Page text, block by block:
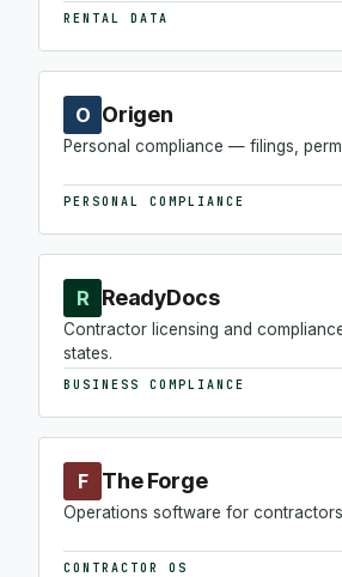
RENTAL DATA
O Origen
Personal compliance — filings,
PERSONAL COMPLIANCE
R ReadyDocs
Contractor licensing and
states.
BUSINESS COMPLIANCE
F The Forge
Operations software for
CONTRACTOR OS